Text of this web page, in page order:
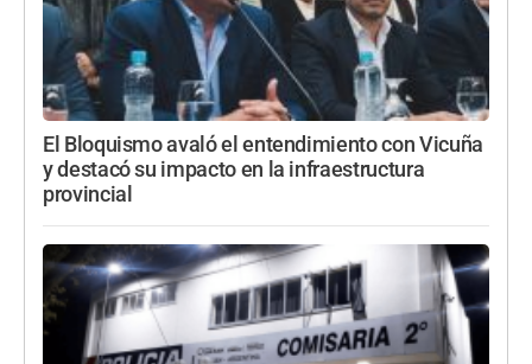
El Bloquismo avaló el entendimiento con Vicuña
y destacó su impacto en la infraestructura
provincial